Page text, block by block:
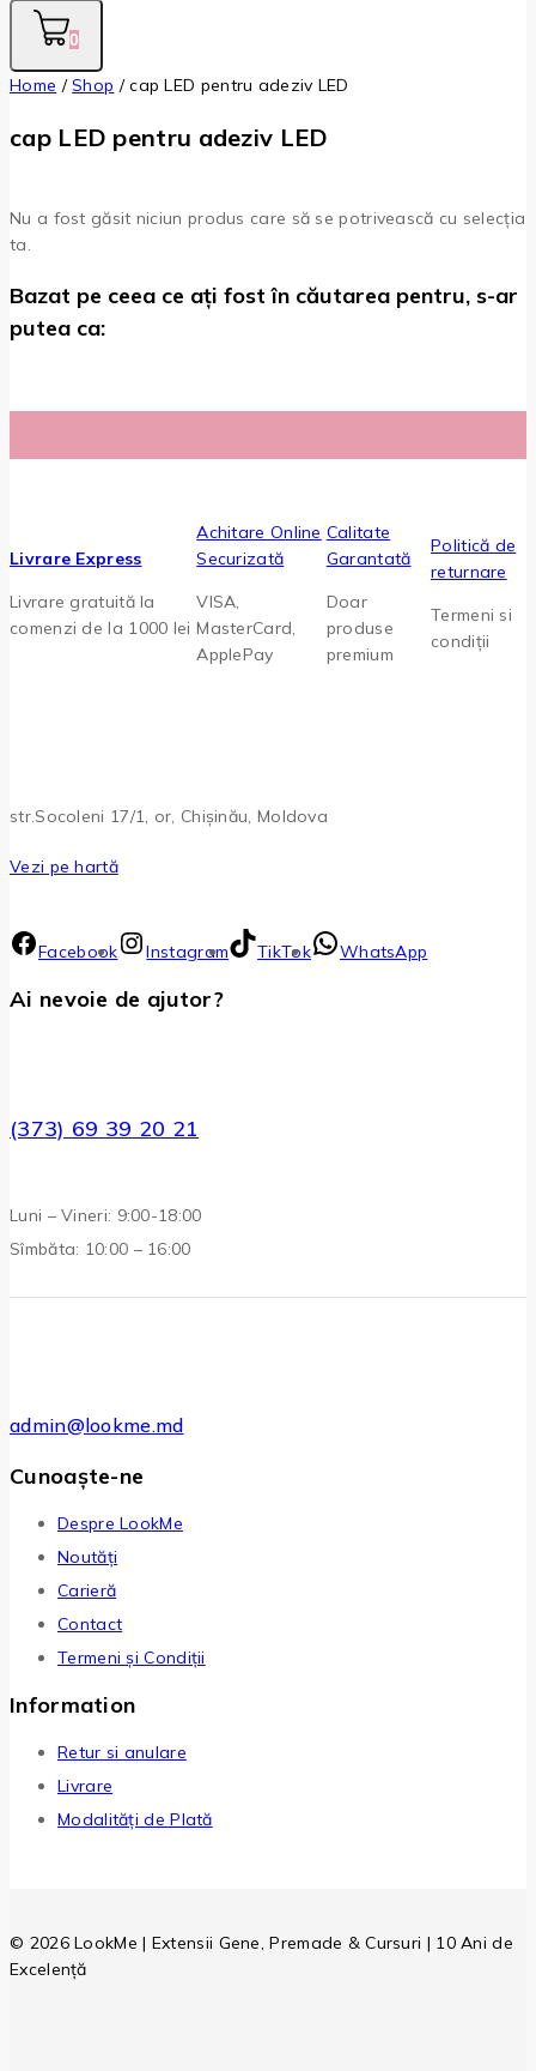
0
Home / Shop / cap LED pentru adeziv LED
cap LED pentru adeziv LED
Nu a fost găsit niciun produs care să se potrivească cu selecția
ta.
Bazat pe ceea ce ați fost în căutarea pentru, s-ar
putea ca:
Livrare Express
Livrare gratuită la
comenzi de la 1000 lei
Achitare Online
Securizată
VISA,
MasterCard,
ApplePay
Calitate
Garantată
Doar
produse
premium
Politică de
returnare
Termeni si
condiții
str.Socoleni 17/1, or, Chișinău, Moldova
Vezi pe hartă
Facebook Instagram TikTok WhatsApp
Ai nevoie de ajutor?
(373) 69 39 20 21
Luni – Vineri: 9:00-18:00
Sîmbăta: 10:00 – 16:00
admin@lookme.md
Cunoaște-ne
Despre LookMe
Noutăți
Carieră
Contact
Termeni și Condiții
Information
Retur si anulare
Livrare
Modalități de Plată
© 2026 LookMe | Extensii Gene, Premade & Cursuri | 10 Ani de
Excelență